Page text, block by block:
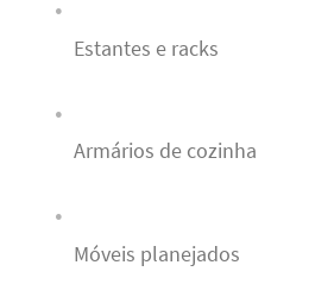
Estantes e racks
Armários de cozinha
Móveis planejados